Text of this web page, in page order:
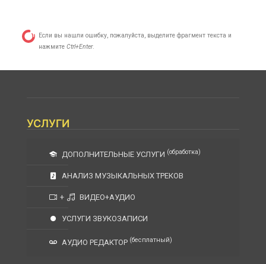
Если вы нашли ошибку, пожалуйста, выделите фрагмент текста и
нажмите Ctrl+Enter.
УСЛУГИ
ДОПОЛНИТЕЛЬНЫЕ УСЛУГИ (обработка)
АНАЛИЗ МУЗЫКАЛЬНЫХ ТРЕКОВ
+ ВИДЕО+АУДИО
УСЛУГИ ЗВУКОЗАПИСИ
АУДИО РЕДАКТОР (бесплатный)